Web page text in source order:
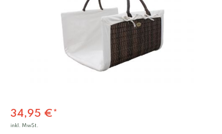
34,95 €*
inkl. MwSt.